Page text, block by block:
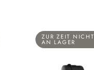
ZUR ZEIT NICHT
AN LAGER